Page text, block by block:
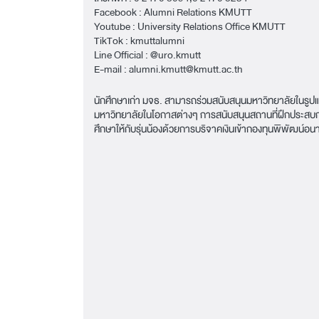
Facebook :Alumni Relations KMUTT
Youtube : University Relations Office KMUTT
TikTok :kmuttalumni
Line Official :@uro.kmutt
E-mail :alumni.kmutt@kmutt.ac.th
นักศึกษาเก่า มจธ. สามารถร่วมสนับสนุนมหาวิทยาลัยในรูป
มหาวิทยาลัยในโอกาสต่างๆ การสนับสนุนสถานที่ฝึกประส
ศึกษาให้กับรุ่นน้องด้วยการบริจาคเงินเข้ากองทุนพิพัฒน์อ